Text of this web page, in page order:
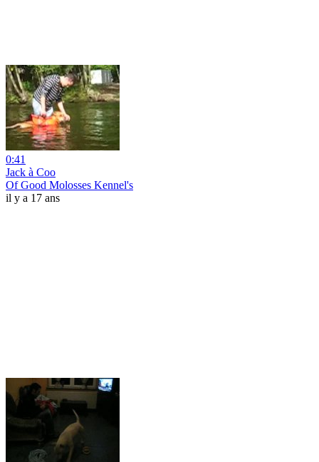
0:41
Jack à Coo
Of Good Molosses Kennel's
il y a 17 ans